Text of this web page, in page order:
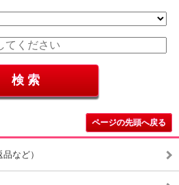
ページの先頭へ戻る
など）